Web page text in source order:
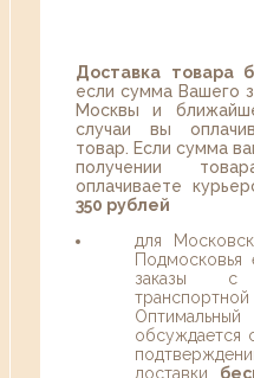
Доставка товара
если сумма Вашего
Москвы и
случаи вы
товар. Если сумма
получении
оплачиваете
350 рублей
для
Подмосковья
заказы с
обсуждается
доставки